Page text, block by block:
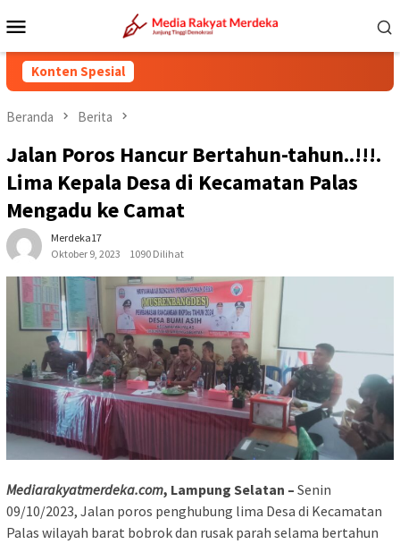
ke
Mobile
Konten Spesial
Beranda Berita
Jalan Poros Hancur Bertahun-tahun..!!!.
Lima Kepala Desa di Kecamatan Palas
Mengadu ke Camat
Merdeka17
Oktober 9, 2023
1090 Dilihat
Mediarakyatmerdeka.com, Lampung Selatan – Senin
09/10/2023, Jalan poros penghubung lima Desa di Kecamatan
Palas wilayah barat bobrok dan rusak parah selama bertahun